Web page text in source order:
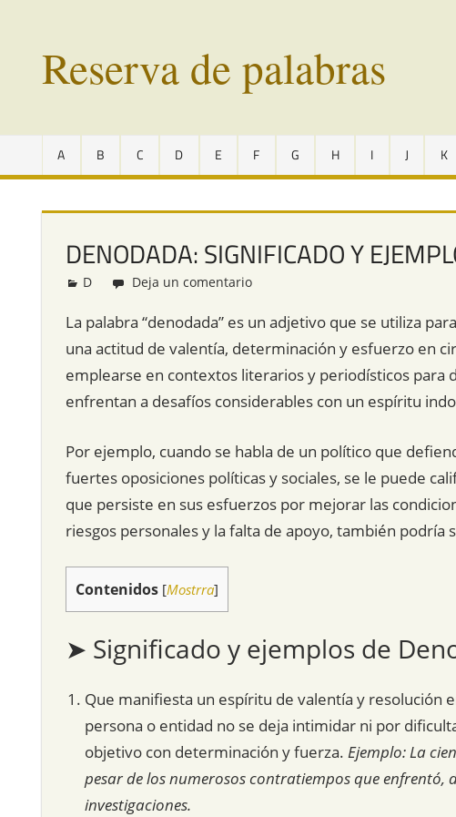
contenidoReserva de palabras
en
vías
extinción
todo
A B C D E F G H I J K
DENODADA: SIGNIFICADO Y
Redacción
D Deja un comentario
La palabra “denodada” es un adjetivo que se utiliza
una actitud de valentía, determinación y esfuerzo en
emplearse en contextos literarios y periodísticos para
enfrentan a desafíos considerables con un espíritu
Por ejemplo, cuando se habla de un político que
fuertes oposiciones políticas y sociales, se le puede
que persiste en sus esfuerzos por mejorar las
riesgos personales y la falta de apoyo, también podría
Contenidos [Mostrra]
➤ Significado y ejemplos de
Que manifiesta un espíritu de valentía y resolución
persona o entidad no se deja intimidar ni por
objetivo con determinación y fuerza. Ejemplo: La
pesar de los numerosos contratiempos que
investigaciones.